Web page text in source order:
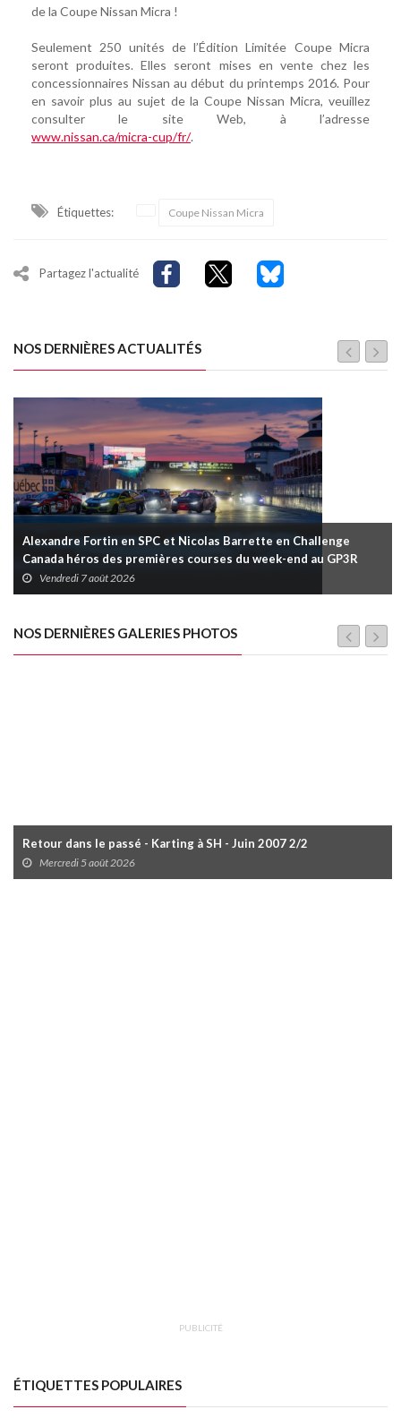
de la Coupe Nissan Micra !
Seulement 250 unités de l’Édition Limitée Coupe Micra
seront produites. Elles seront mises en vente chez les
concessionnaires Nissan au début du printemps 2016. Pour
en savoir plus au sujet de la Coupe Nissan Micra, veuillez
consulter le site Web, à l’adresse
www.nissan.ca/micra-cup/fr/.
Étiquettes: Coupe Nissan Micra
Partagez l'actualité
NOS DERNIÈRES ACTUALITÉS
Alexandre Fortin en SPC et Nicolas Barrette en Challenge
Canada héros des premières courses du week-end au GP3R
Vendredi 7 août 2026
NOS DERNIÈRES GALERIES PHOTOS
Retour dans le passé - Karting à SH - Juin 2007 2/2
Mercredi 5 août 2026
PUBLICITÉ
ÉTIQUETTES POPULAIRES